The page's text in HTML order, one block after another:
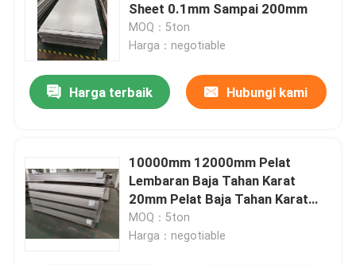
Video
Tentang Kami
Kontrol Kualitas
Hubungi Kami
Sheet 0.1mm Sampai 200mm
MOQ：5ton
Harga：negotiable
Harga terbaik Hubungi kami
10000mm 12000mm Pelat
Lembaran Baja Tahan Karat
20mm Pelat Baja Tahan Karat
No.4 Permukaan
MOQ：5ton
Harga：negotiable